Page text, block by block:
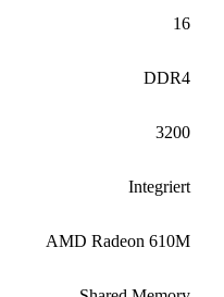
16
DDR4
3200
Integriert
AMD Radeon 610M